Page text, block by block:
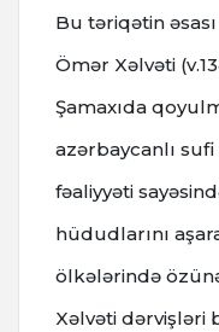
Bu təriqətin
Ömər Xəlvəti
Şamaxıda
azərbaycanlı
fəaliyyəti
hüdudlarını
ölkələrində
Xəlvəti dərvişləri